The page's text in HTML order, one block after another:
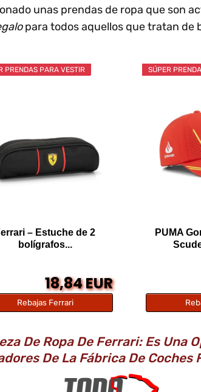
unas prendas de ropa que son
para todos aquellos que tratan de
PRENDAS PARA VESTIR
– Estuche de 2
bolígrafos...
18,84 EUR
Rebajas Ferrari
SÚPER
PUMA
De Ropa De Ferrari: Es
De La Fábrica De